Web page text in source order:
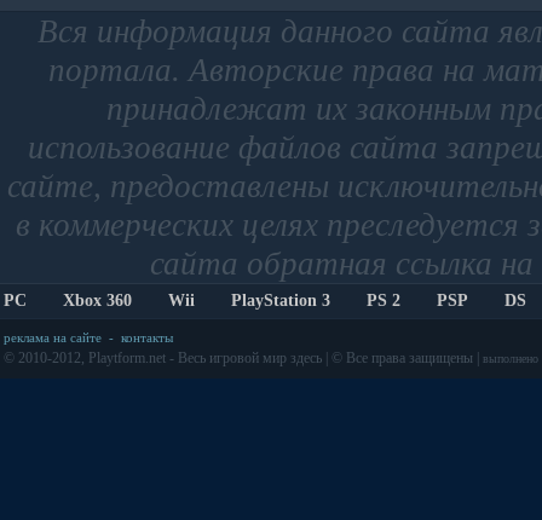
Вся информация данного сайта
портала. Авторские права на
принадлежат их законным
использование файлов сайта
сайте, предоставлены
в коммерческих целях
сайта обратная ссылка
PC Xbox 360 Wii PlayStation 3 PS 2 PSP DS
реклама на сайте - контакты
© 2010-2012, Playtform.net - Весь игровой мир здесь | © Все права защищены | выполнено